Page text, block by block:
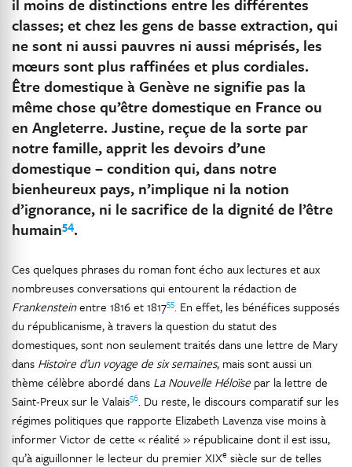
il moins de distinctions entre les différentes
classes; et chez les gens de basse extraction, qui
ne sont ni aussi pauvres ni aussi méprisés, les
mœurs sont plus raffinées et plus cordiales.
Être domestique à Genève ne signifie pas la
même chose qu’être domestique en France ou
en Angleterre. Justine, reçue de la sorte par
notre famille, apprit les devoirs d’une
domestique – condition qui, dans notre
bienheureux pays, n’implique ni la notion
d’ignorance, ni le sacrifice de la dignité de l’être
humain54.
Ces quelques phrases du roman font écho aux lectures et aux
nombreuses conversations qui entourent la rédaction de
Frankensteinentre 1816 et 181755. En effet, les bénéfices supposés
du républicanisme, à travers la question du statut des
domestiques, sont non seulement traités dans une lettre de Mary
dans Histoire d’un voyage de six semaines, mais sont aussi un
thème célèbre abordé dans La Nouvelle Héloïse par la lettre de
Saint-Preux sur le Valais56. Du reste, le discours comparatif sur les
régimes politiques que rapporte Elizabeth Lavenza vise moins à
informer Victor de cette « réalité » républicaine dont il est issu,
qu’à aiguillonner le lecteur du premier XIXe siècle sur de telles